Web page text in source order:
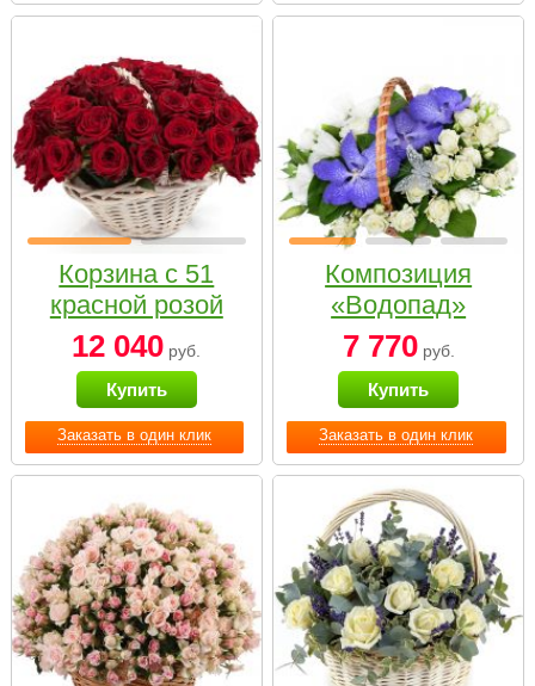
Заказать в один клик
Корзина с 51
красной розой
12 040 руб.
Купить
Заказать в один клик
Композиция
«Водопад»
7 770руб.
Купить